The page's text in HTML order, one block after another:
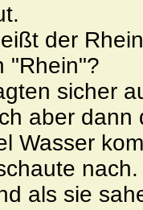
der
"Rhein"?
sicher
aber
Wasser
als sie